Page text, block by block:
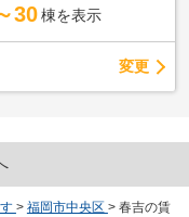
30 棟を表示
変更
> 福岡市中央区 > 春吉の賃